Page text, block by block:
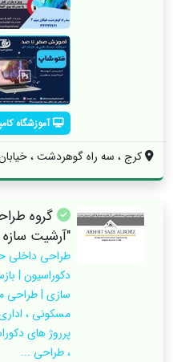
آموزشگاه
کرج ، سه راه گوهردشت ، خیابان
گروه
"آرشیت سازه
طراحی داخلی
دکوراسیون |
سازی | طراحی
مسکونی ،
پرروژ های
، طراحی ...